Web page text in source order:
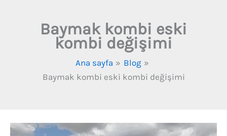
Baymak kombi eski
kombi değişimi
Ana sayfa
Blog
Baymak kombi eski kombi değişimi
Baymak